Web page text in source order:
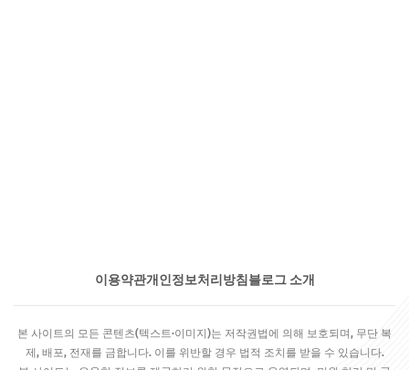
이용약관개인정보처리방침 블로그 소개
본 사이트의 모든 콘텐츠(텍스트·이미지)는 저작권법에 의해 보호되며, 무단 복
제, 배포, 전재를 금합니다. 이를 위반할 경우 법적 조치를 받을 수 있습니다.